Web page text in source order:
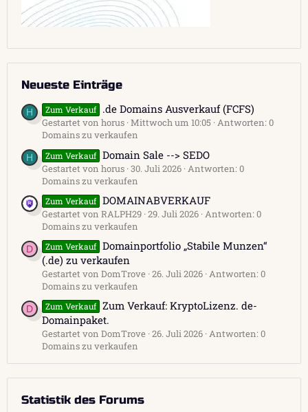
Neueste Einträge
H Zum Verkauf .de Domains Ausverkauf (FCFS)
Gestartet von horus Mittwoch um 10:05 Antworten: 0
Domains zu verkaufen
H Zum Verkauf Domain Sale --> SEDO
Gestartet von horus 30. Juli 2026 Antworten: 0
Domains zu verkaufen
Zum Verkauf DOMAINABVERKAUF
Gestartet von RALPH29 29. Juli 2026 Antworten: 0
Domains zu verkaufen
D Zum Verkauf Domainportfolio „Stabile Munzen“
(.de) zu verkaufen
Gestartet von DomTrove 26. Juli 2026 Antworten: 0
Domains zu verkaufen
D Zum Verkauf Zum Verkauf: KryptoLizenz. de-
Domainpaket.
Gestartet von DomTrove 26. Juli 2026 Antworten: 0
Domains zu verkaufen
Statistik des Forums